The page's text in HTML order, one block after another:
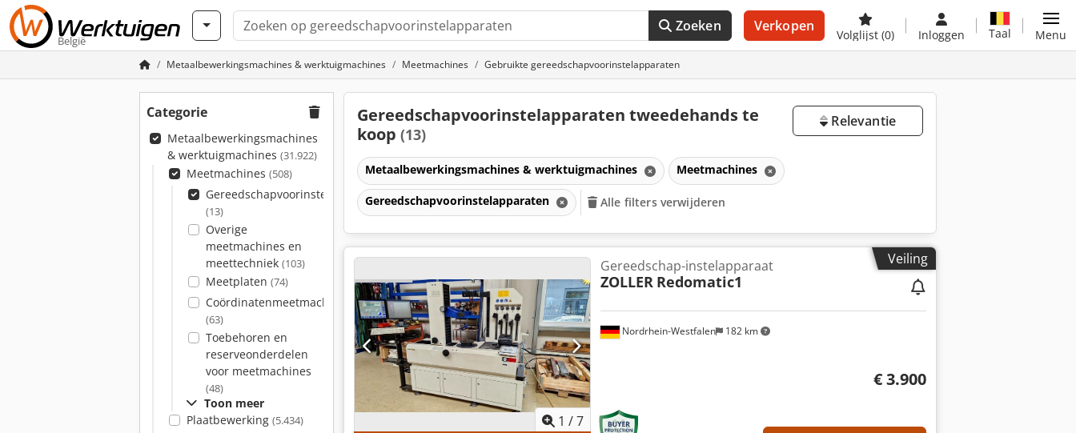
België
Zoeken Verkopen
Volglijst (0) Inloggen Taal Menu
Metaalbewerkingsmachines & werktuigmachines Meetmachines Gebruikte gereedschapvoorinstelapparaten
Categorie
Metaalbewerkingsmachines
& werktuigmachines (31.922)
Meetmachines (508)
Gereedschapvoorinstelapparaten
(13)
Overige
meetmachines en
meettechniek (103)
Meetplaten (74)
Coördinatenmeetmachines
(63)
Toebehoren en
reserveonderdelen
voor meetmachines
(48)
Toon meer
Plaatbewerking (5.434)
Gereedschapvoorinstelapparaten tweedehands te
koop (13)
Relevantie
Metaalbewerkingsmachines & werktuigmachines Meetmachines
Gereedschapvoorinstelapparaten Alle filters verwijderen
Veiling
1 /7
Nordrhein-Westfalen 182 km
Gereedschap-instelapparaat
ZOLLER Redomatic1
€ 3.900